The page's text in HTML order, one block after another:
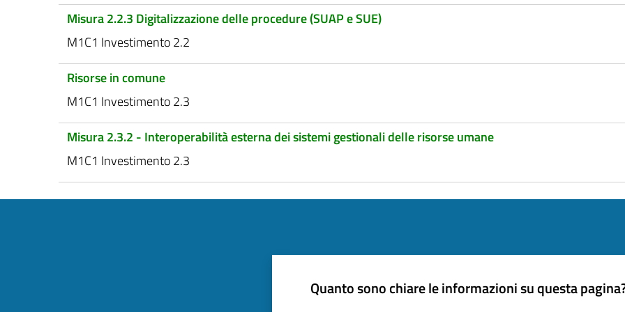
Misura 2.2.3 Digitalizzazione delle procedure (SUAP e SUE)
M1C1 Investimento 2.2
Risorse in comune
M1C1 Investimento 2.3
Misura 2.3.2 - Interoperabilità esterna dei sistemi gestionali delle risorse umane
M1C1 Investimento 2.3
Quanto sono chiare le informazioni su questa